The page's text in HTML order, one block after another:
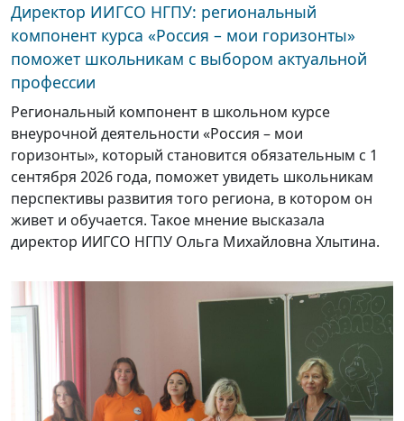
Директор ИИГСО НГПУ: региональный
компонент курса «Россия – мои горизонты»
поможет школьникам с выбором актуальной
профессии
Региональный компонент в школьном курсе
внеурочной деятельности «Россия – мои
горизонты», который становится обязательным с 1
сентября 2026 года, поможет увидеть школьникам
перспективы развития того региона, в котором он
живет и обучается. Такое мнение высказала
директор ИИГСО НГПУ Ольга Михайловна Хлытина.